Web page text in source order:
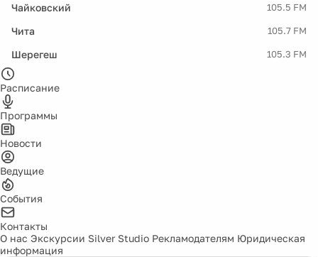
Чайковский 105.5 FM
Чита 105.7 FM
Шерегеш 105.3 FM
Расписание
Программы
Новости
Ведущие
События
Контакты
О нас Экскурсии Silver Studio Рекламодателям Юридическая
информация